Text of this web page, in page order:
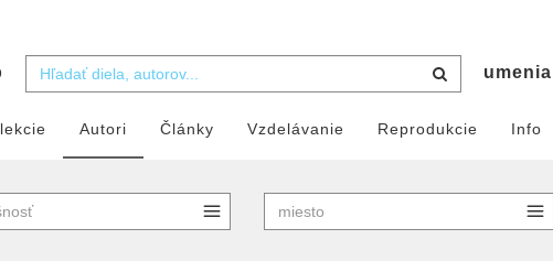
umenia
Autori Články Vzdelávanie Reprodukcie Info